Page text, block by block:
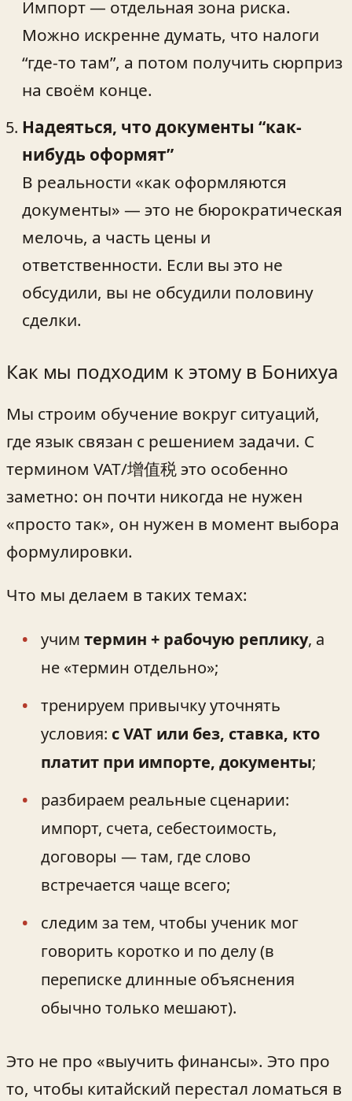
Импорт — отдельная зона риска.
Можно искренне думать, что налоги
“где-то там”, а потом получить сюрприз
на своём конце.
Надеяться, что документы “как-
нибудь оформят”
В реальности «как оформляются
документы» — это не бюрократическая
мелочь, а часть цены и
ответственности. Если вы это не
обсудили, вы не обсудили половину
сделки.
Как мы подходим к этому в Бонихуа
Мы строим обучение вокруг ситуаций,
где язык связан с решением задачи. С
термином VAT/增值税 это особенно
заметно: он почти никогда не нужен
«просто так», он нужен в момент выбора
формулировки.
Что мы делаем в таких темах:
учим термин + рабочую реплику, а
не «термин отдельно»;
тренируем привычку уточнять
условия: с VAT или без, ставка, кто
платит при импорте, документы;
разбираем реальные сценарии:
импорт, счета, себестоимость,
договоры — там, где слово
встречается чаще всего;
следим за тем, чтобы ученик мог
говорить коротко и по делу (в
переписке длинные объяснения
обычно только мешают).
Это не про «выучить финансы». Это про
то, чтобы китайский перестал ломаться в